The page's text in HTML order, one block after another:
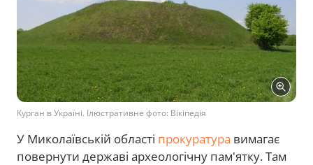
Курган в Україні. Ілюстративне фото: Вікіпедія
У Миколаївській області прокуратура вимагає
повернути державі археологічну пам'ятку. Там